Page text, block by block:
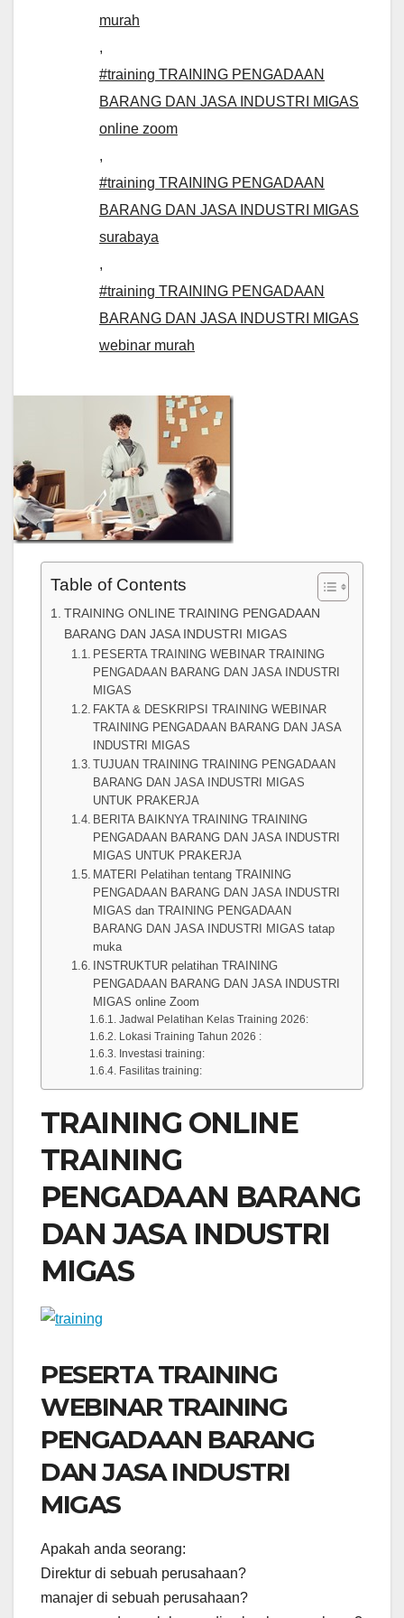
murah
,
#training TRAINING PENGADAAN
BARANG DAN JASA INDUSTRI MIGAS
online zoom
,
#training TRAINING PENGADAAN
BARANG DAN JASA INDUSTRI MIGAS
surabaya
,
#training TRAINING PENGADAAN
BARANG DAN JASA INDUSTRI MIGAS
webinar murah
Table of Contents
TRAINING ONLINE TRAINING PENGADAAN
BARANG DAN JASA INDUSTRI MIGAS
PESERTA TRAINING WEBINAR TRAINING
PENGADAAN BARANG DAN JASA INDUSTRI
MIGAS
FAKTA & DESKRIPSI TRAINING WEBINAR
TRAINING PENGADAAN BARANG DAN JASA
INDUSTRI MIGAS
TUJUAN TRAINING TRAINING PENGADAAN
BARANG DAN JASA INDUSTRI MIGAS
UNTUK PRAKERJA
BERITA BAIKNYA TRAINING TRAINING
PENGADAAN BARANG DAN JASA INDUSTRI
MIGAS UNTUK PRAKERJA
MATERI Pelatihan tentang TRAINING
PENGADAAN BARANG DAN JASA INDUSTRI
MIGAS dan TRAINING PENGADAAN
BARANG DAN JASA INDUSTRI MIGAS tatap
muka
INSTRUKTUR pelatihan TRAINING
PENGADAAN BARANG DAN JASA INDUSTRI
MIGAS online Zoom
Jadwal Pelatihan Kelas Training 2026:
Lokasi Training Tahun 2026 :
Investasi training:
Fasilitas training:
TRAINING ONLINE
TRAINING
PENGADAAN BARANG
DAN JASA INDUSTRI
MIGAS
PESERTA TRAINING
WEBINAR TRAINING
PENGADAAN BARANG
DAN JASA INDUSTRI
MIGAS
Apakah anda seorang:
Direktur di sebuah perusahaan?
manajer di sebuah perusahaan?